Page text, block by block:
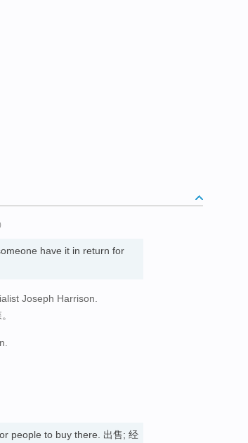
have it in return for
Joseph Harrison.
people to buy there. 出售; 经